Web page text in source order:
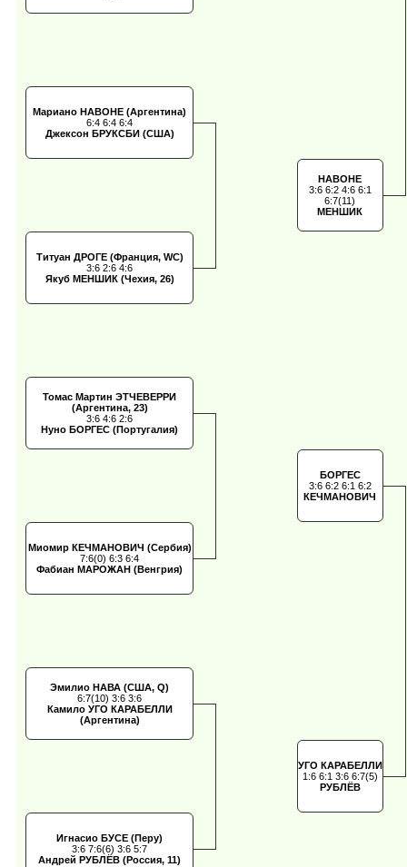
Мариано НАВОНЕ (Аргентина)
6:4 6:4 6:4
Джексон БРУКСБИ (США)
Титуан ДРОГЕ (Франция, WC)
3:6 2:6 4:6
Якуб МЕНШИК (Чехия, 26)
Томас Мартин ЭТЧЕВЕРРИ
(Аргентина, 23)
3:6 4:6 2:6
Нуно БОРГЕС (Португалия)
Миомир КЕЧМАНОВИЧ (Сербия)
7:6(0) 6:3 6:4
Фабиан МАРОЖАН (Венгрия)
Эмилио НАВА (США, Q)
6:7(10) 3:6 3:6
Камило УГО КАРАБЕЛЛИ
(Аргентина)
Игнасио БУСЕ (Перу)
3:6 7:6(6) 3:6 5:7
Андрей РУБЛЁВ (Россия, 11)
НАВОНЕ
3:6 6:2 4:6 6:1
6:7(11)
МЕНШИК
БОРГЕС
3:6 6:2 6:1 6:2
КЕЧМАНОВИЧ
УГО КАРАБЕЛЛИ
1:6 6:1 3:6 6:7(5)
РУБЛЁВ